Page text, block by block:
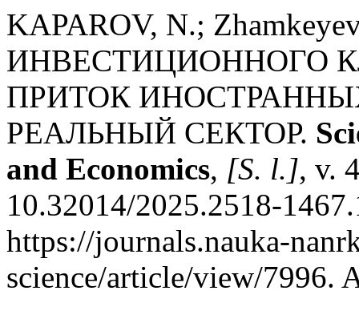
KAPAROV, N.;
ИНВЕСТИЦИОННОГО
ПРИТОК
РЕАЛЬНЫЙ СЕКТОР.
and Economics, [S. l.], v.
10.32014/2025.2518-
https://journals.nauka-
science/article/view/7996.